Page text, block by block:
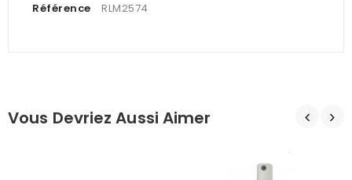
Référence RLM2574
Vous Devriez Aussi Aimer